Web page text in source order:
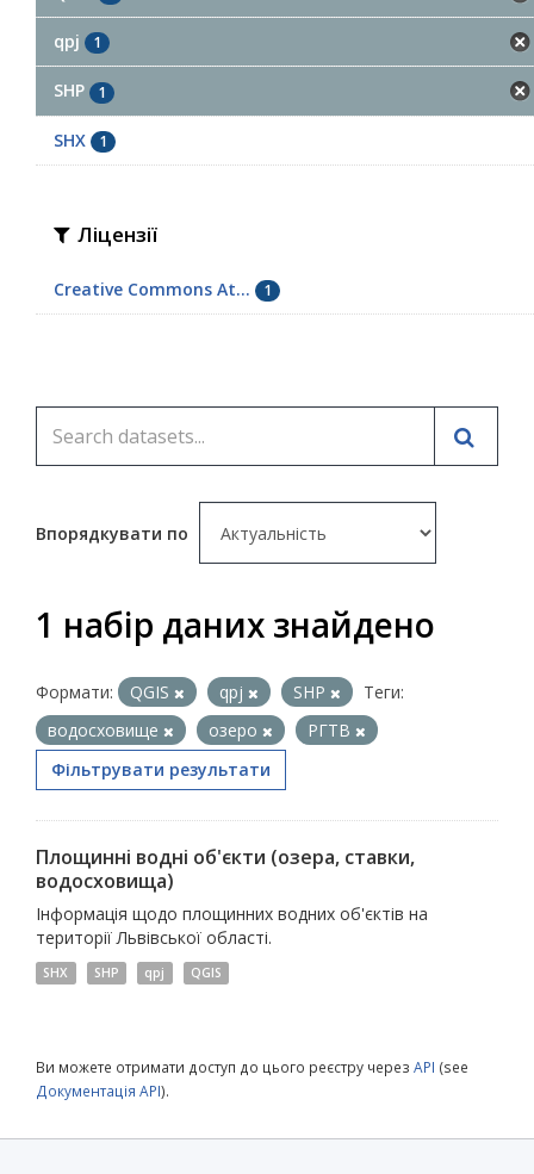
qpj 1
SHP 1
SHX 1
Ліцензії
Creative Commons At... 1
Впорядкувати по
1 набір даних знайдено
Формати: QGIS qpj SHP
Теги:
водосховище
озеро
РГТВ
Фільтрувати результати
Площинні водні об'єкти (озера, ставки,
водосховища)
Інформація щодо площинних водних об'єктів на
території Львівської області.
SHX SHP qpj QGIS
Ви можете отримати доступ до цього реєстру через API (see
Документація API).